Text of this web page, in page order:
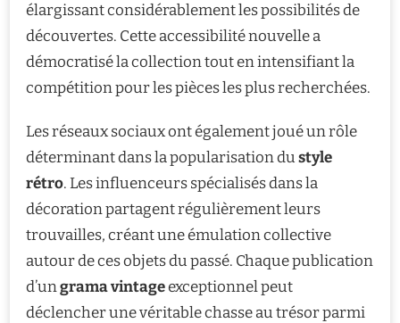
élargissant considérablement les possibilités de
découvertes. Cette accessibilité nouvelle a
démocratisé la collection tout en intensifiant la
compétition pour les pièces les plus recherchées.
Les réseaux sociaux ont également joué un rôle
déterminant dans la popularisation dustyle
rétro. Les influenceurs spécialisés dans la
décoration partagent régulièrement leurs
trouvailles, créant une émulation collective
autour de ces objets du passé. Chaque publication
d’ungrama vintageexceptionnel peut
déclencher une véritable chasse au trésor parmi